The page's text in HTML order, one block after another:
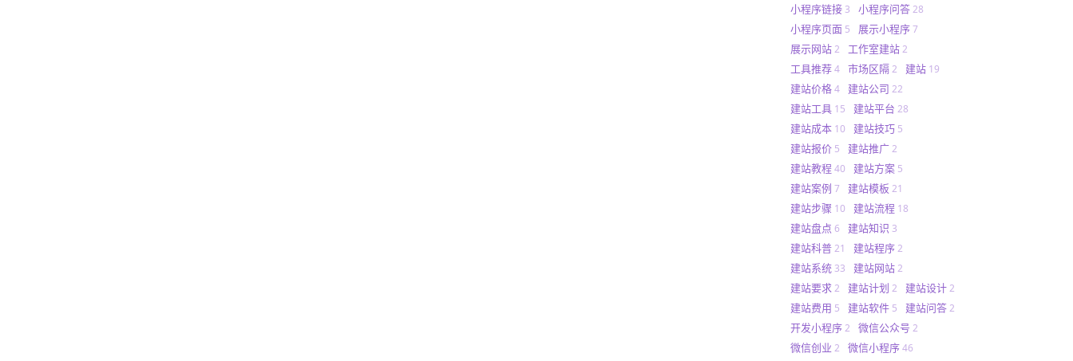
小程序链接 3 小程序问答 28
小程序页面 5 展示小程序 7
展示网站 2 工作室建站 2
工具推荐 4 市场区隔 2 建站 19
建站价格 4 建站公司 22
建站工具 15 建站平台 28
建站成本 10 建站技巧 5
建站报价 5 建站推广 2
建站教程 40 建站方案 5
建站案例 7 建站模板 21
建站步骤 10 建站流程 18
建站盘点 6 建站知识 3
建站科普 21 建站程序 2
建站系统 33 建站网站 2
建站要求 2 建站计划 2 建站设计 2
建站费用 5 建站软件 5 建站问答 2
开发小程序 2 微信公众号 2
微信创业 2 微信小程序 46